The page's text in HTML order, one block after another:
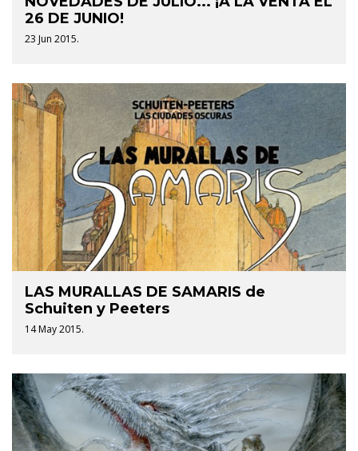
26 DE JUNIO!
23 Jun 2015.
LAS MURALLAS DE SAMARIS de
Schuiten y Peeters
14 May 2015.